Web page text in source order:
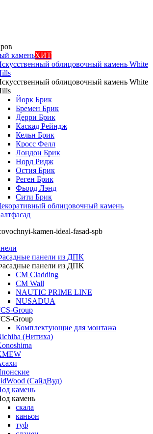
каменьХИТ
облицовочный камень White
облицовочный камень White
Йорк Брик
Бремен Брик
Дерри Брик
Каскад Рейндж
Кельн Брик
Кросс Фелл
Лондон Брик
Норд Ридж
Остия Брик
Реген Брик
Фьорд Лэнд
Сити Брик
облицовочный камень
панели из ДПК
панели из ДПК
CM Cladding
CM Wall
NAUTIC PRIME LINE
NUSADUA
Group
Group
Комплектующие для монтажа
(Нитиха)
(СайдВуд)
камень
камень
скала
каньон
туф